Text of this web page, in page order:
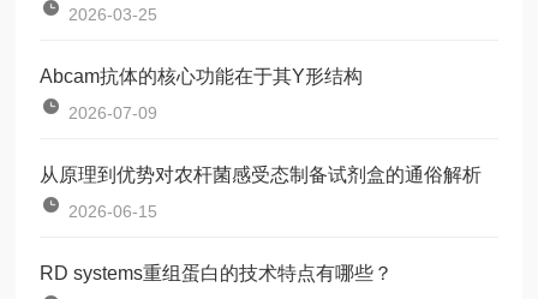
2026-03-25
Abcam抗体的核心功能在于其Y形结构
2026-07-09
从原理到优势对农杆菌感受态制备试剂盒的通俗解析
2026-06-15
RD systems重组蛋白的技术特点有哪些？